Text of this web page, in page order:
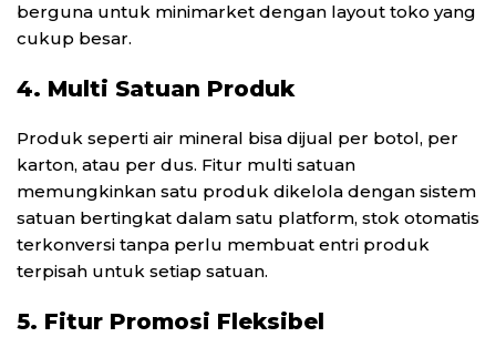
berguna untuk minimarket dengan layout toko yang
cukup besar.
4. Multi Satuan Produk
Produk seperti air mineral bisa dijual per botol, per
karton, atau per dus. Fitur multi satuan
memungkinkan satu produk dikelola dengan sistem
satuan bertingkat dalam satu platform, stok otomatis
terkonversi tanpa perlu membuat entri produk
terpisah untuk setiap satuan.
5. Fitur Promosi Fleksibel